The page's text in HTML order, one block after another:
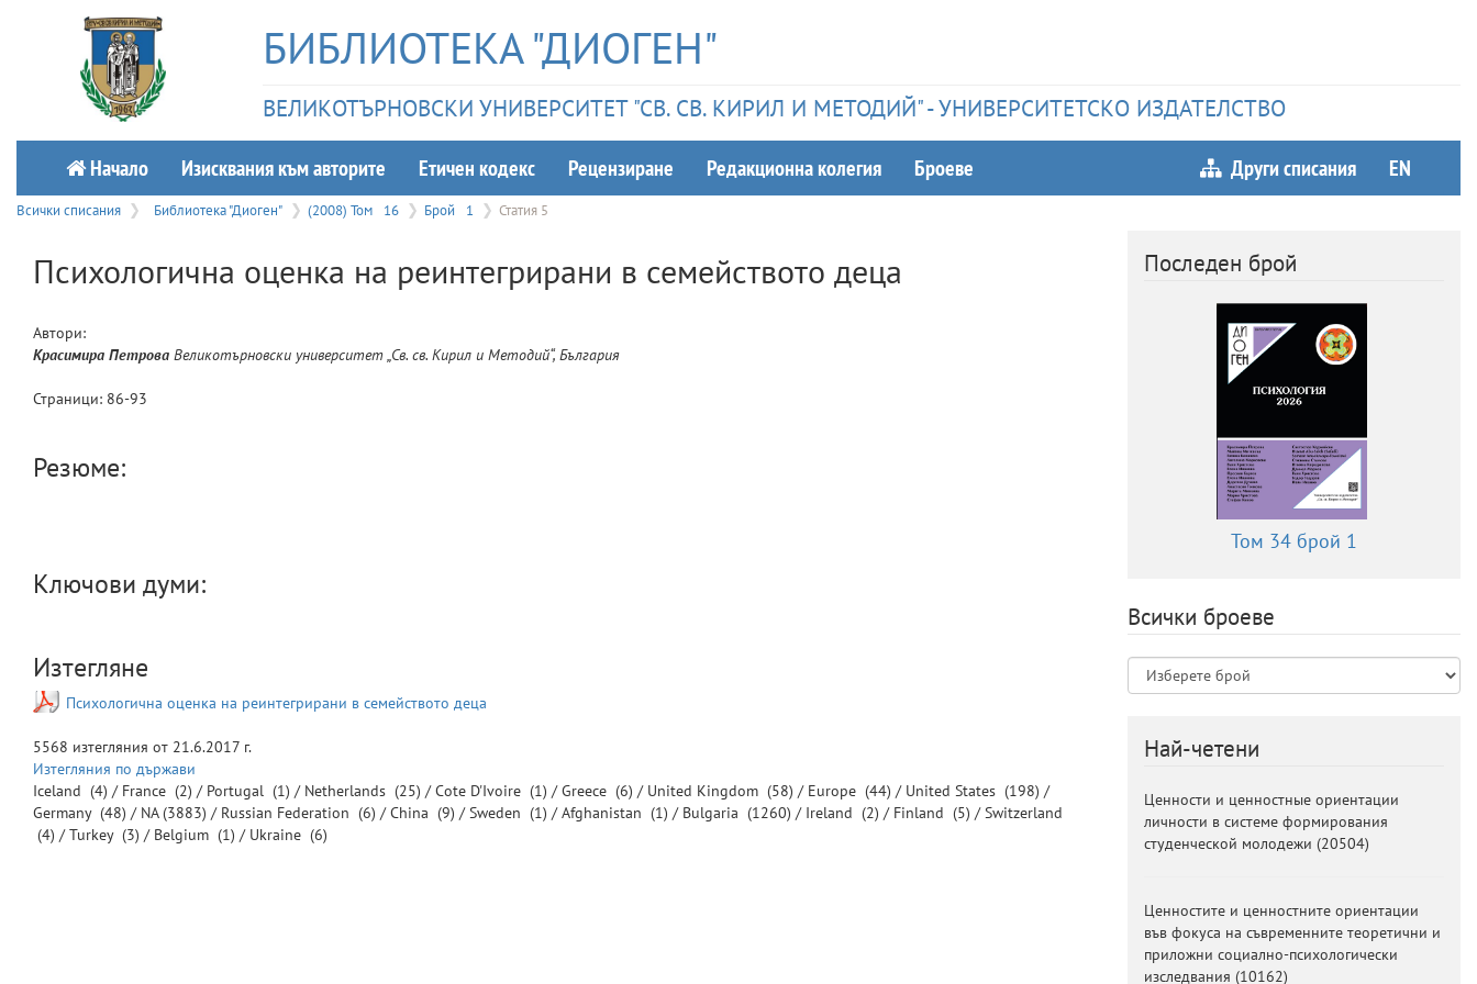
БИБЛИОТЕКА "ДИОГЕН"
ВЕЛИКОТЪРНОВСКИ УНИВЕРСИТЕТ "СВ. СВ. КИРИЛ И МЕТОДИЙ" - УНИВЕРСИТЕТСКО ИЗДАТЕЛСТВО
Начало Изисквания към авторите Етичeн кодекс Рецензиране Редакционна колегия Броеве Други списания EN
Всички списания Библиотека "Диоген" (2008) Том 16 Брой 1 Статия 5
Психологична оценка на реинтегрирани в семейството деца
Автори:
Красимира Петрова Великотърновски университет „Св. св. Кирил и Методий“, България
Страници: 86-93
Резюме:
Ключови думи:
Изтегляне
Психологична оценка на реинтегрирани в семейството деца
5568 изтегляния от 21.6.2017 г.
Изтегляния по държави
Iceland (4) / France (2) / Portugal (1) / Netherlands (25) /Cote D'Ivoire (1) /Greece (6) / United Kingdom (58) / Europe (44) / United States (198) /
Germany (48) / NA(3883) / Russian Federation (6) /China (9) /Sweden (1) /Afghanistan (1) / Bulgaria (1260) / Ireland (2) / Finland (5) /Switzerland
(4) /Turkey (3) / Belgium (1) / Ukraine (6)
Последен брой
Том 34 брой 1
Всички броеве
Най-четени
Ценности и ценностные ориентации
личности в системе формирования
студенческой молодежи (20504)
Ценностите и ценностните ориентации
във фокуса на съвременните теоретични и
приложни социално-психологически
изследвания (10162)